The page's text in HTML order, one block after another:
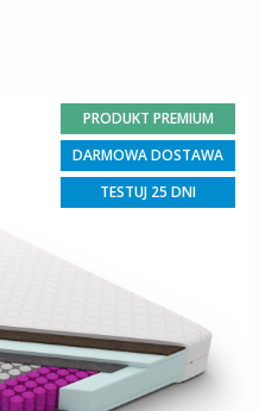
PRODUKT PREMIUM
DARMOWA DOSTAWA
TESTUJ 25 DNI